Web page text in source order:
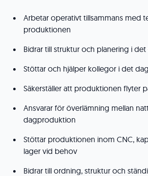
Arbetar operativt tillsammans med
produktionen
Bidrar till struktur och planering i
Stöttar och hjälper kollegor i det
Säkerställer att produktionen flyter
Ansvarar för överlämning mellan
dagproduktion
Stöttar produktionen inom CNC,
lager vid behov
Bidrar till ordning, struktur och